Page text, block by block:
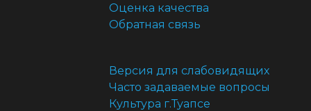
Оценка качества
Обратная связь
Версия для слабовидящих
Часто задаваемые вопросы
Культура г.Туапсе